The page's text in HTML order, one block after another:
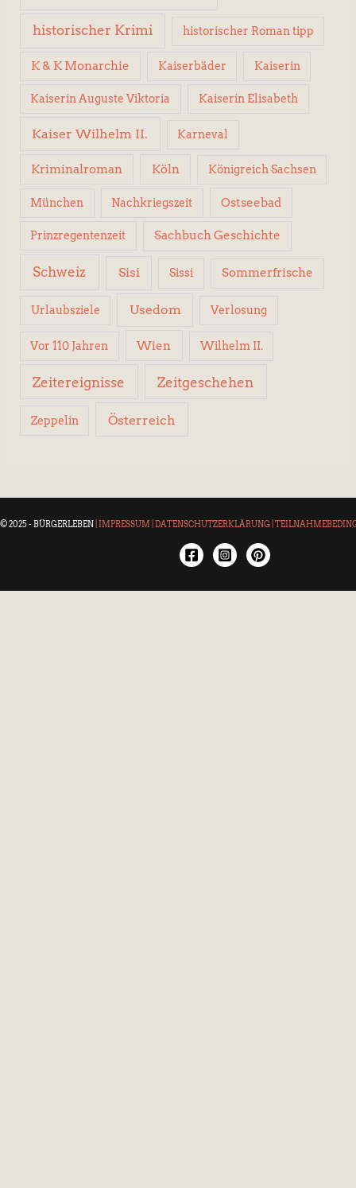
historischer Krimi historischer Roman tipp
K & K Monarchie Kaiserbäder Kaiserin
Kaiserin Auguste Viktoria Kaiserin Elisabeth
Kaiser Wilhelm II. Karneval
Kriminalroman Köln Königreich Sachsen
München Nachkriegszeit Ostseebad
Prinzregentenzeit Sachbuch Geschichte
Schweiz Sisi Sissi Sommerfrische
Urlaubsziele Usedom Verlosung
Vor 110 Jahren Wien Wilhelm II.
Zeitereignisse Zeitgeschehen
Zeppelin Österreich
© 2025 - BÜRGERLEBEN IMPRESSUM DATENSCHUTZERKLÄRUNG